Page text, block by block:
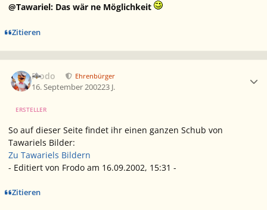
@Tawariel: Das wär ne Möglichkeit
Zitieren
Frodo Ehrenbürger
16. September 200223 J.
ERSTELLER
So auf dieser Seite findet ihr einen ganzen Schub von
Tawariels Bilder:
Zu Tawariels Bildern
- Editiert von Frodo am 16.09.2002, 15:31 -
Zitieren